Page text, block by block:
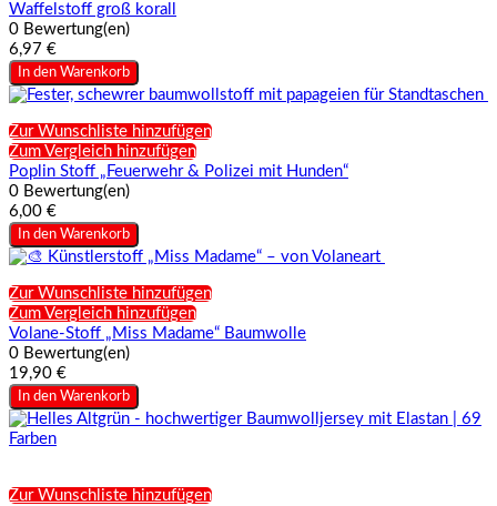
Waffelstoff groß korall
0 Bewertung(en)
6,97 €
In den Warenkorb
Zur Wunschliste hinzufügen
Zum Vergleich hinzufügen
Poplin Stoff „Feuerwehr & Polizei mit Hunden“
0 Bewertung(en)
6,00 €
In den Warenkorb
Zur Wunschliste hinzufügen
Zum Vergleich hinzufügen
Volane-Stoff „Miss Madame“ Baumwolle
0 Bewertung(en)
19,90 €
In den Warenkorb
Zur Wunschliste hinzufügen